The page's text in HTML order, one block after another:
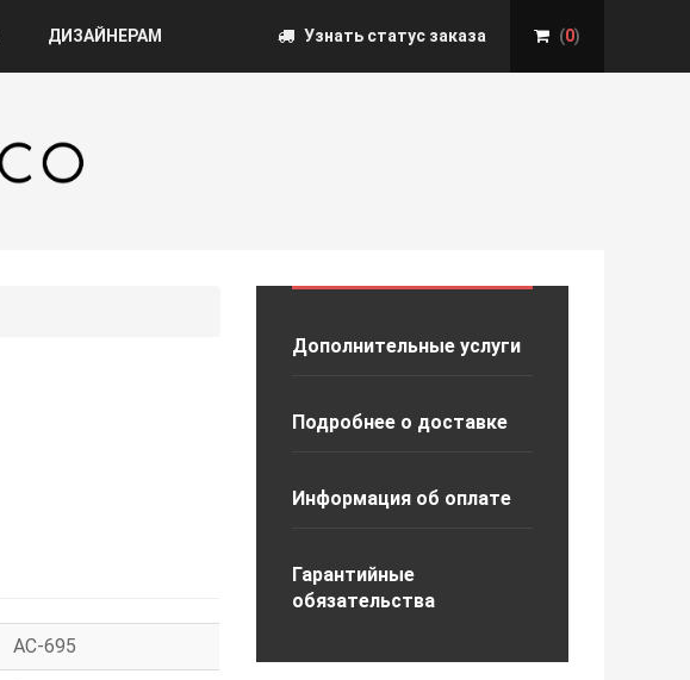
Узнать статус заказа (0)
ДИЗАЙНЕРАМ
АС-695
Дополнительные услуги
Подробнее о доставке
Информация об оплате
Гарантийные
обязательства